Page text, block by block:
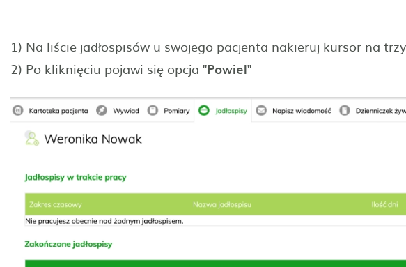
1) Na liście jadłospisów u swojego pacjenta nakieruj kursor na
2) Po kliknięciu pojawi się opcja "Powiel"